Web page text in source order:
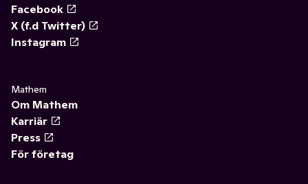
Facebook
X (f.d Twitter)
Instagram
Mathem
Om Mathem
Karriär
Press
För företag